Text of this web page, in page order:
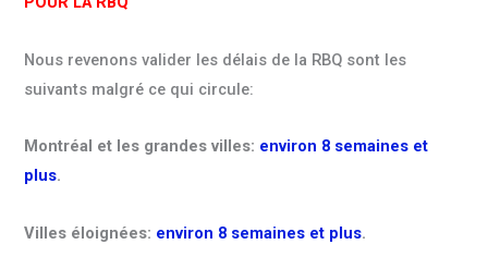
Nous revenons valider les délais de la RBQ sont les
suivants malgré ce qui circule:
Montréal et les grandes villes: environ 8 semaines et
plus.
Villes éloignées: environ 8 semaines et plus.